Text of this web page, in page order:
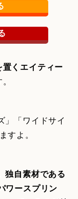
置くエイティー
」「ワイドサイ
すよ。
独自素材である
ワースプリン